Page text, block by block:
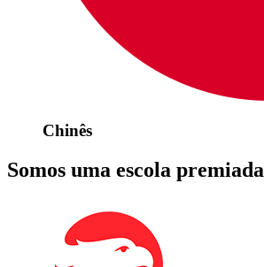
Chinês
Somos uma escola premiada